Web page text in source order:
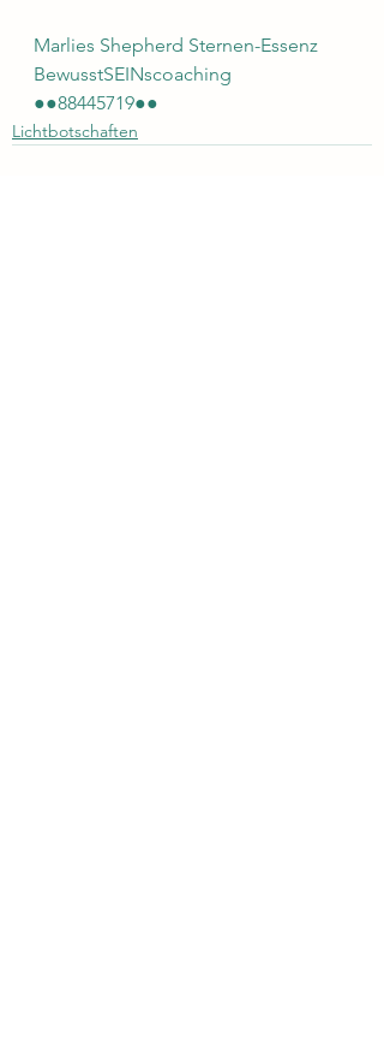
Marlies Shepherd Sternen-Essenz
BewusstSEINscoaching
●●88445719●●
Lichtbotschaften